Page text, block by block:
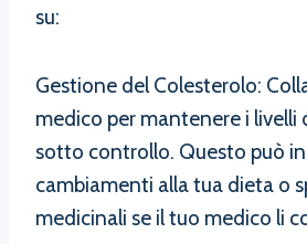
su:
Gestione del Colesterolo:
medico per mantenere i livelli
sotto controllo. Questo può
cambiamenti alla tua dieta o
medicinali se il tuo medico li